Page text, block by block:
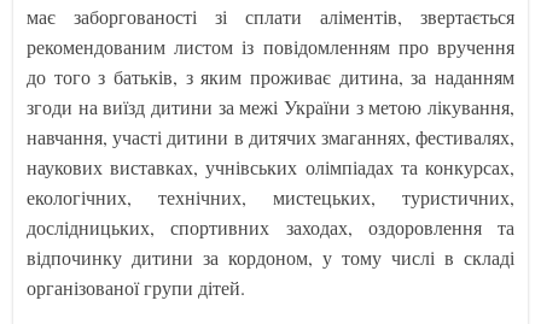
має заборгованості зі сплати аліментів, звертається
рекомендованим листом із повідомленням про вручення
до того з батьків, з яким проживає дитина, за наданням
згоди на виїзд дитини за межі України з метою лікування,
навчання, участі дитини в дитячих змаганнях, фестивалях,
наукових виставках, учнівських олімпіадах та конкурсах,
екологічних, технічних, мистецьких, туристичних,
дослідницьких, спортивних заходах, оздоровлення та
відпочинку дитини за кордоном, у тому числі в складі
організованої групи дітей.